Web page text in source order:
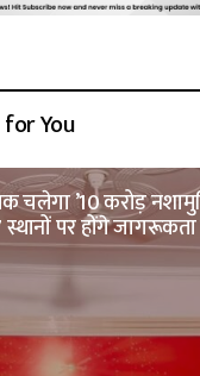
You
’10 करोड़
पर होंगे जागरूकता